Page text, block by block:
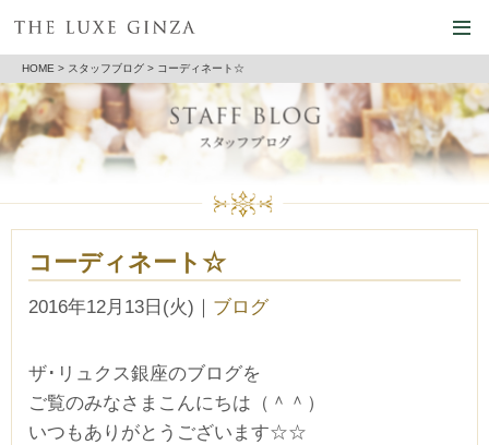
HOME > スタッフブログ > コーディネート☆
コーディネート☆
2016年12月13日(火) ｜ ブログ
ザ･リュクス銀座のブログを
ご覧のみなさまこんにちは（＾＾）
いつもありがとうございます☆☆